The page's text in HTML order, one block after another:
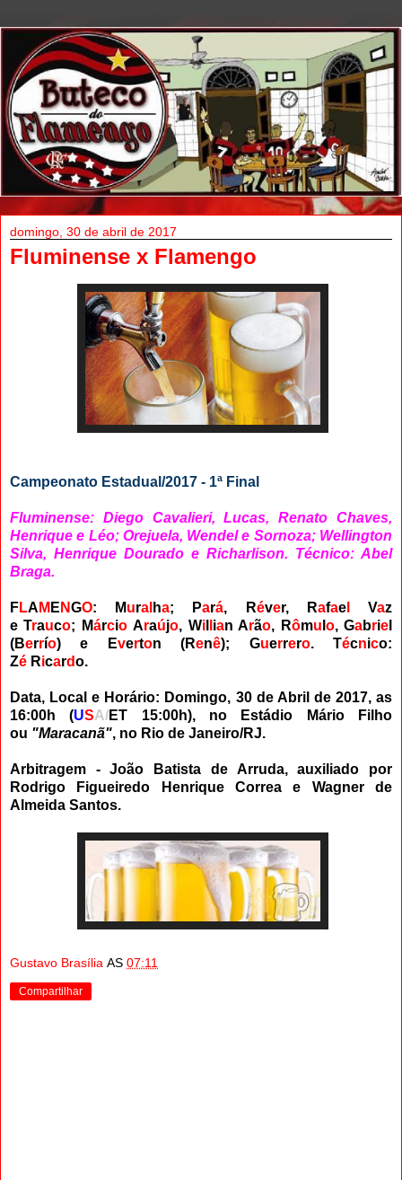
domingo, 30 de abril de 2017
Fluminense x Flamengo
Campeonato Estadual/2017 - 1ª Final
Fluminense: Diego Cavalieri, Lucas, Renato Chaves,
Henrique e Léo; Orejuela, Wendel e Sornoza; Wellington
Silva, Henrique Dourado e Richarlison. Técnico: Abel
Braga.
FLA M E NGO: Mural ha; Pará, Réver, RafaelVaz
eTrauco; MárcioAraújo, Wil ian Arão, Rômu o,Gabrie
(Berrío) e Everton(Renê); Guerrero. Técnico:
Zé Ricardo.
Data, Local e Horário: Domingo, 30 de Abril de 2017, as
16:00h (USA/ET 15:00h), no Estádio Mário Filho
ou "Maracanã", no Rio de Janeiro/RJ.
Arbitragem - João Batista de Arruda, auxiliado por
Rodrigo Figueiredo Henrique Correa e Wagner de
Almeida Santos.
Gustavo Brasília AS 07:11
Compartilhar